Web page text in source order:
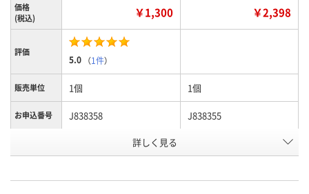
価格
(税込)
￥1,300 ￥2,398
評価
5.0 （1件）
販売単位 1個 1個
お申込番号 J838358 J838355
詳しく見る